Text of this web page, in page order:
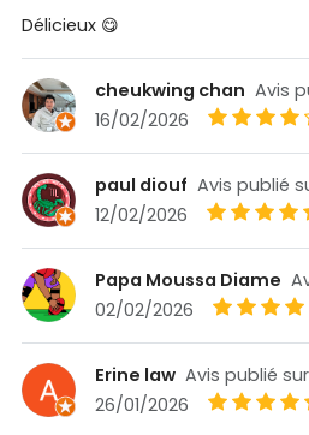
Délicieux 😋
cheukwing chan Avis
16/02/2026
paul diouf Avis publié
12/02/2026
Papa Moussa Diame
02/02/2026
Erine law Avis publié
26/01/2026